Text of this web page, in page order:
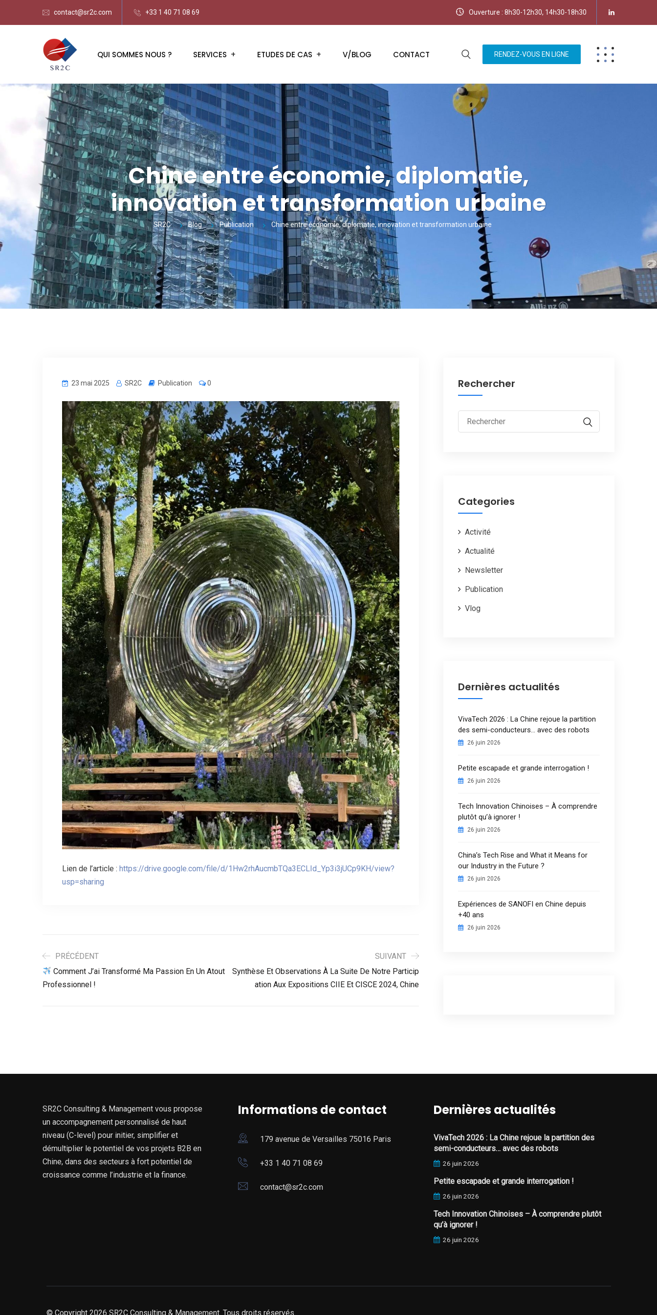
contact@sr2c.com +33 1 40 71 08 69 Ouverture : 8h30-12h30, 14h30-18h30
QUI SOMMES NOUS ? SERVICES ETUDES DE CAS V/BLOG CONTACT RENDEZ-VOUS EN LIGNE
Chine entre économie, diplomatie,
innovation et transformation urbaine
SR2C Blog Publication Chine entre économie, diplomatie, innovation et transformation urbaine
23 mai 2025 SR2C Publication 0
Lien de l’article : https://drive.google.com/file/d/1Hw2rhAucmbTQa3ECLId_Yp3i3jUCp9KH/view?
usp=sharing
PRÉCÉDENT
Comment J’ai Transformé Ma Passion En Un Atout
Professionnel !
SUIVANT
Synthèse Et Observations À La Suite De Notre Particip
Ation Aux Expositions CIIE Et CISCE 2024, Chine
Rechercher
Rechercher :
Categories
Activité
Actualité
Newsletter
Publication
Vlog
Dernières actualités
VivaTech 2026 : La Chine rejoue la partition
des semi-conducteurs… avec des robots
26 juin 2026
Petite escapade et grande interrogation !
26 juin 2026
Tech Innovation Chinoises – À comprendre
plutôt qu’à ignorer !
26 juin 2026
China’s Tech Rise and What it Means for
our Industry in the Future ?
26 juin 2026
Expériences de SANOFI en Chine depuis
+40 ans
26 juin 2026
SR2C Consulting & Management vous propose
un accompagnement personnalisé de haut
niveau (C-level) pour initier, simplifier et
démultiplier le potentiel de vos projets B2B en
Chine, dans des secteurs à fort potentiel de
croissance comme l’industrie et la finance.
Informations de contact
179 avenue de Versailles 75016 Paris
+33 1 40 71 08 69
contact@sr2c.com
Dernières actualités
VivaTech 2026 : La Chine rejoue la partition des
semi-conducteurs… avec des robots
26 juin 2026
Petite escapade et grande interrogation !
26 juin 2026
Tech Innovation Chinoises – À comprendre plutôt
qu’à ignorer !
26 juin 2026
© Copyright 2026 SR2C Consulting & Management. Tous droits réservés.